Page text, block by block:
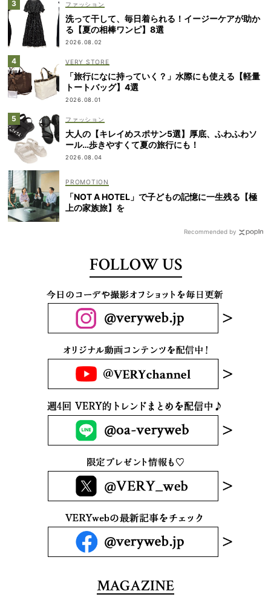
ファッション
洗って干して、毎日着られる！イージーケアが助か
る【夏の相棒ワンピ】8選
2026.08.02
VERY STORE
「旅行になに持っていく？」水際にも使える【軽量
トートバッグ】4選
2026.08.01
ファッション
大人の【キレイめスポサン5選】厚底、ふわふわソ
ール…歩きやすくて夏の旅行にも！
2026.08.04
「NOT A HOTEL」で子どもの記憶に一生残る【極
上の家族旅】を
Recommended by
FOLLOW US
MAGAZINE